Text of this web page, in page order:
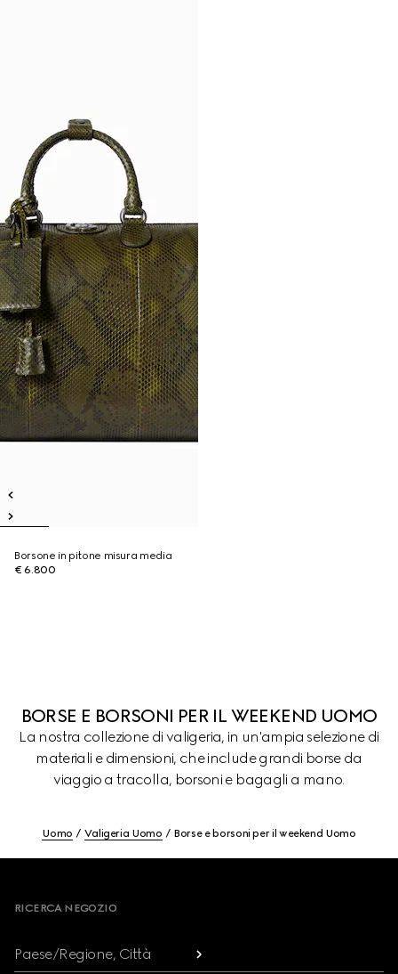
Borsone in pitone misura media
€ 6.800
BORSE E BORSONI PER IL WEEKEND UOMO
La nostra collezione di valigeria, in un'ampia selezione di
materiali e dimensioni, che include grandi borse da
viaggio a tracolla, borsoni e bagagli a mano.
Uomo Valigeria Uomo Borse e borsoni per il weekend Uomo
RICERCA NEGOZIO
Paese/Regione, Città